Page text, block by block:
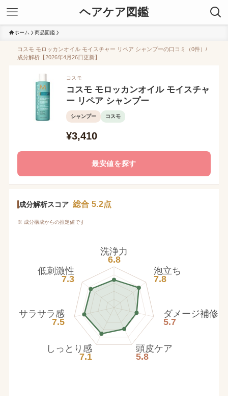
ヘアケア図鑑
ホーム 商品図鑑
コスモ モロッカンオイル モイスチャー リペア シャンプーの口コミ（0件）/
成分解析【2026年4月26日更新】
コスモ
コスモ モロッカンオイル モイスチャ
ー リペア シャンプー
シャンプー コスモ
¥3,410
最安値を探す
成分解析スコア 総合 5.2点
※ 成分構成からの推定値です
洗浄力
6.8
泡立ち
7.8
ダメージ補修
5.7
頭皮ケア
5.8
しっとり感
7.1
サラサラ感
7.5
低刺激性
7.3